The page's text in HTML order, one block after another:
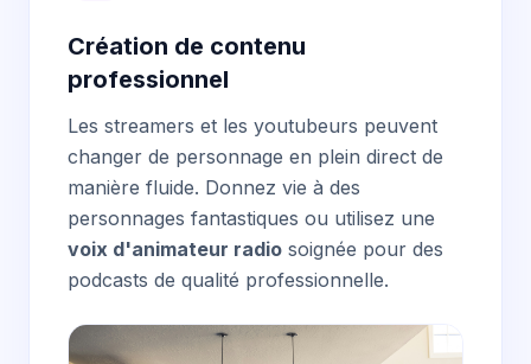
Création de contenu
professionnel
Les streamers et les youtubeurs peuvent
changer de personnage en plein direct de
manière fluide. Donnez vie à des
personnages fantastiques ou utilisez une
voix d'animateur radio soignée pour des
podcasts de qualité professionnelle.